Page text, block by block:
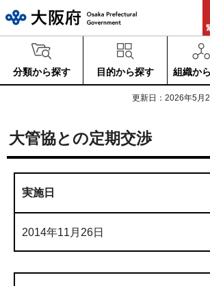
分類から探す 目的から探す 組織か
更新日：2026年5月
大管協との定期交渉
実施日
2014年11月26日